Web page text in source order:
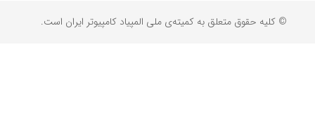
© کلیه حقوق متعلق به کمیته‌ی ملی المپیاد کامپیوتر ایران است.